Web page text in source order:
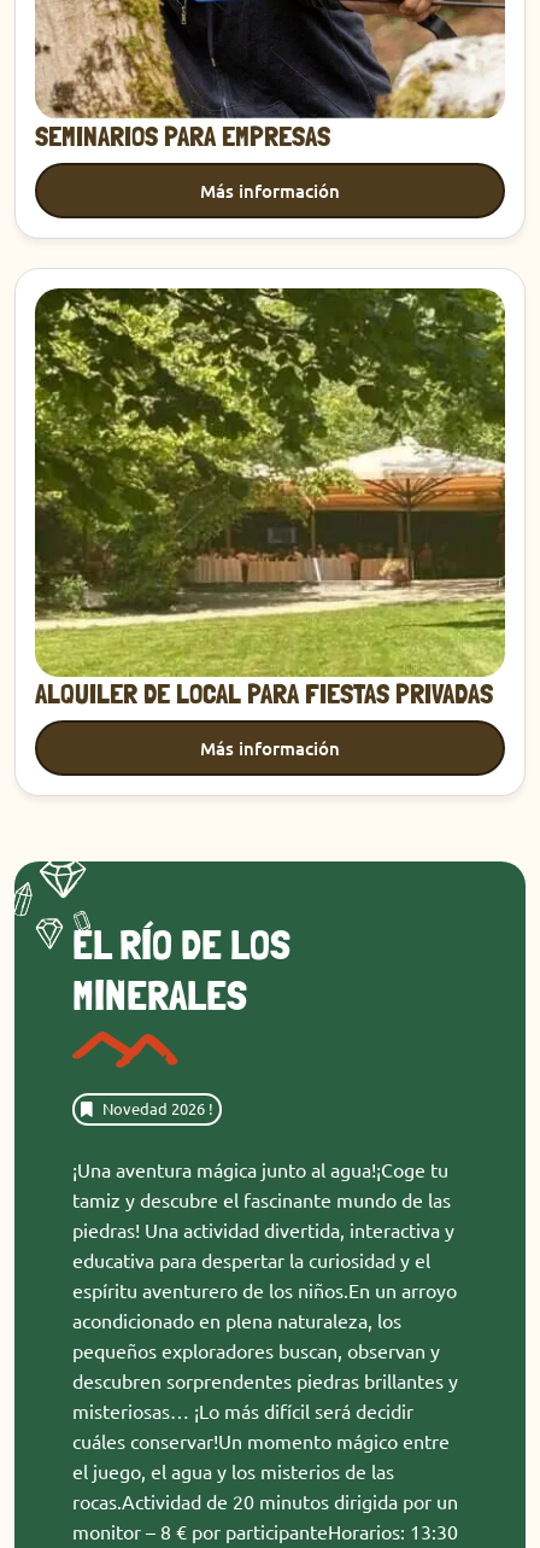
SEMINARIOS PARA EMPRESAS
Más información
ALQUILER DE LOCAL PARA FIESTAS PRIVADAS
Más información
Descubrir
EL RÍO DE LOS
MINERALES
Novedad 2026 !
¡Una aventura mágica junto al agua!¡Coge tu
tamiz y descubre el fascinante mundo de las
piedras! Una actividad divertida, interactiva y
educativa para despertar la curiosidad y el
espíritu aventurero de los niños.En un arroyo
acondicionado en plena naturaleza, los
pequeños exploradores buscan, observan y
descubren sorprendentes piedras brillantes y
misteriosas… ¡Lo más difícil será decidir
cuáles conservar!Un momento mágico entre
el juego, el agua y los misterios de las
rocas.Actividad de 20 minutos dirigida por un
monitor – 8 € por participanteHorarios: 13:30